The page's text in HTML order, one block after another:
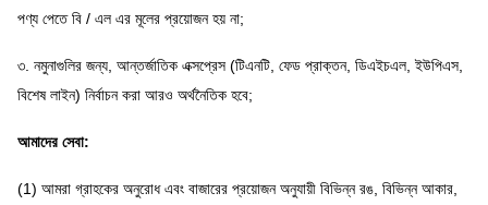
পণ্য পেতে বি / এল এর মূলের প্রয়োজন হয় না;
৩. নমুনাগুলির জন্য, আন্তর্জাতিক এক্সপ্রেস (টিএনটি, ফেড প্রাক্তন, ডিএইচএল, ইউপিএস,
বিশেষ লাইন) নির্বাচন করা আরও অর্থনৈতিক হবে;
আমাদের সেবা:
(1) আমরা গ্রাহকের অনুরোধ এবং বাজারের প্রয়োজন অনুযায়ী বিভিন্ন রঙ, বিভিন্ন আকার,